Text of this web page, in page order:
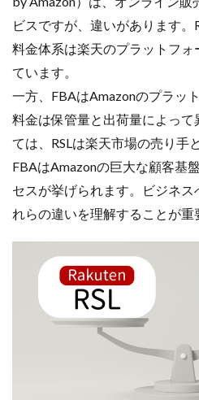
ビスですが、違いがあります。
料金体系は楽天のプラットフ
ています。
一方、FBAはAmazonのプラッ
料金は保管量と出荷量によっ
ては、RSLは楽天市場の売り手
FBAはAmazonの巨大な顧客基
セスが挙げられます。ビジネス
れらの違いを理解することが重